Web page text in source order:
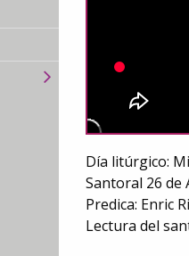
Día litúrgico:
Santoral 26 de
Predica: Enric
Lectura del